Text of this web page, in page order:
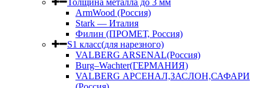
Толщина металла до 3 мм
ArmWood (Россия)
Stark — Италия
Филин (ПРОМЕТ, Россия)
S1 класс(для нарезного)
VALBERG ARSENAL(Россия)
Burg–Wachter(ГЕРМАНИЯ)
VALBERG АРСЕНАЛ,ЗАСЛОН,САФАРИ